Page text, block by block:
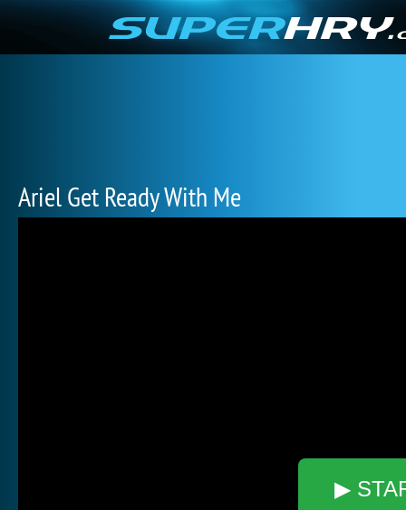
Ariel Get Ready With Me
▶